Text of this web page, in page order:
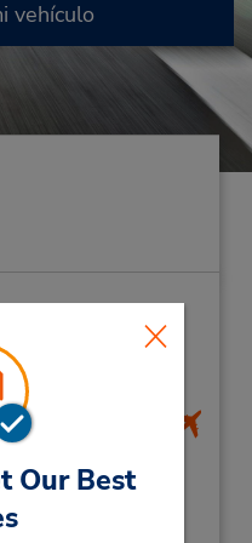
Our Best
vehículo
de